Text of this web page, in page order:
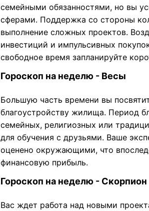
семейными обязанностями, но вы
сферами. Поддержка со стороны
выполнение сложных проектов.
инвестиций и импульсивных
свободное время запланируйте
Гороскоп на неделю - Весы
Большую часть времени вы
благоустройству жилища. Период
семейных, религиозных или
для обучения с друзьями. Ваше
оценено окружающими, что
финансовую прибыль.
Гороскоп на неделю - Скорпион
Вас ждет работа над новыми